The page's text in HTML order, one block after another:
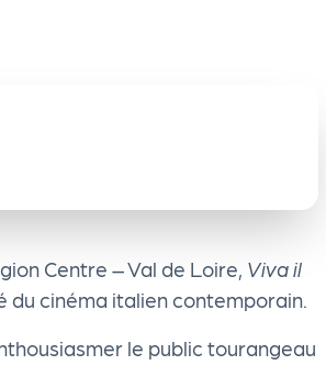
Centre – Val de Loire, Viva il
cinéma italien contemporain.
le public tourangeau